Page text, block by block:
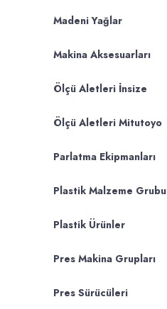
Madeni Yağlar
Makina Aksesuarları
Ölçü Aletleri İnsize
Ölçü Aletleri Mitutoyo
Parlatma Ekipmanları
Plastik Malzeme Grubu
Plastik Ürünler
Pres Makina Grupları
Pres Sürücüleri